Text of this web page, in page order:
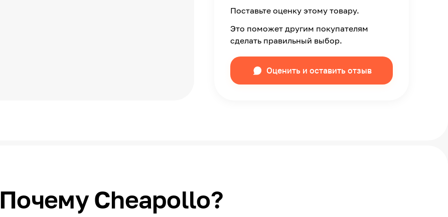
Поставьте оценку этому товару.
Это поможет другим покупателям
сделать правильный выбор.
Оценить и оставить отзыв
Почему Cheapollo?